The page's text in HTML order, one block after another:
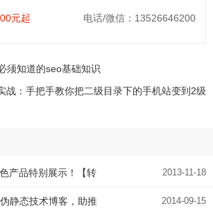
元起 电话/微信：13526646200
须知道的seo基础知识
战：手把手教你把二级目录下的手机站变到2级
2013-11-18
产品特别展示！【转
题】 2014-09-15
静态技术博客，助推